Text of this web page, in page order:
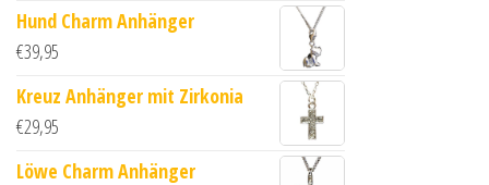
Hund Charm Anhänger
€39,95
Kreuz Anhänger mit Zirkonia
€29,95
Löwe Charm Anhänger